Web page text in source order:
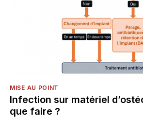
MISE AU POINT
Infection sur matériel
que faire ?